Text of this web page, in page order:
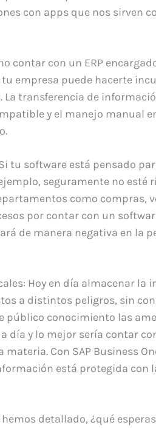
con apps que nos sirven
contar con un ERP
empresa puede hacerte
transferencia de
y el manejo manual
tu software está pensado
seguramente no esté
como compras,
por contar con un
de manera negativa en la
Hoy en día almacenar la
a distintos peligros, sin
público conocimiento las
día y lo mejor sería contar
Con SAP Business
está protegida con
detallado, ¿qué